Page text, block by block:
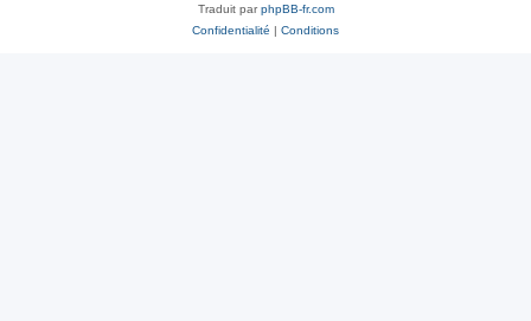
Traduit parphpBB-fr.com
Confidentialité | Conditions